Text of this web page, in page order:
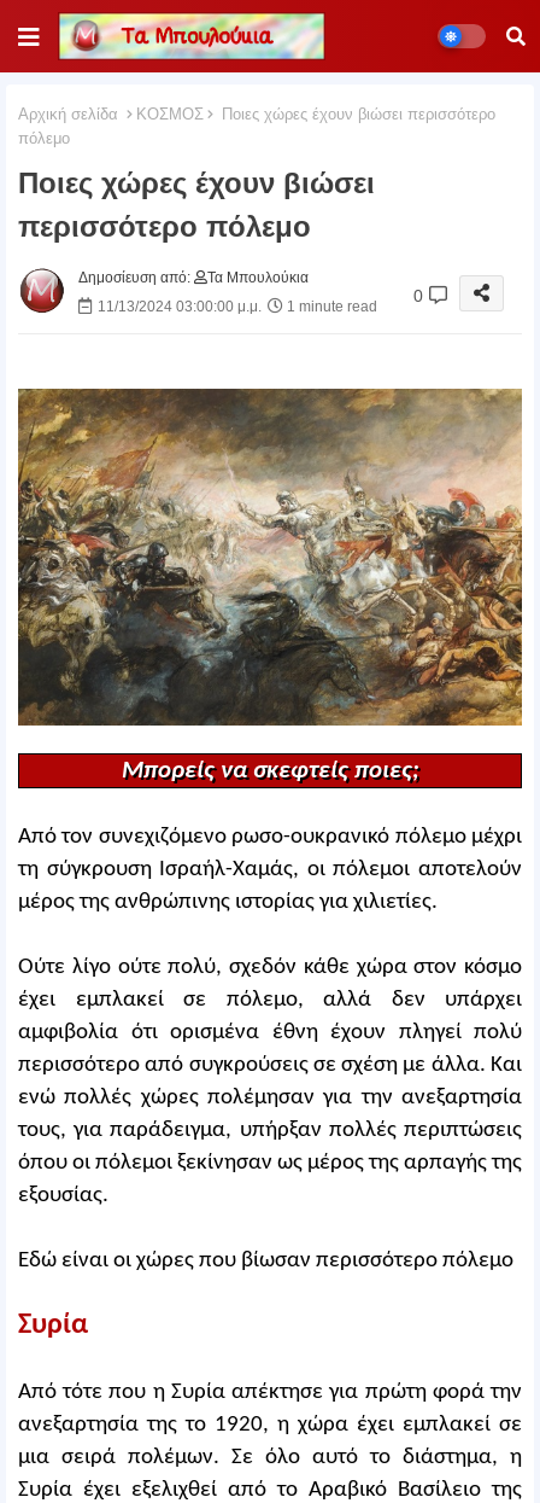
Αρχική σελίδα ΚΟΣΜΟΣ
Ποιες χώρες έχουν βιώσει περισσότερο
πόλεμο
Ποιες χώρες έχουν βιώσει
περισσότερο πόλεμο
Δημοσίευση από:
Τα Μπουλούκια
11/13/2024 03:00:00 μ.μ.
1 minute read
0
Μπορείς να σκεφτείς ποιες;
Από τον συνεχιζόμενο ρωσο-ουκρανικό πόλεμο μέχρι
τη σύγκρουση Ισραήλ-Χαμάς, οι πόλεμοι αποτελούν
μέρος της ανθρώπινης ιστορίας για χιλιετίες.
Ούτε λίγο ούτε πολύ, σχεδόν κάθε χώρα στον κόσμο
έχει εμπλακεί σε πόλεμο, αλλά δεν υπάρχει
αμφιβολία ότι ορισμένα έθνη έχουν πληγεί πολύ
περισσότερο από συγκρούσεις σε σχέση με άλλα. Και
ενώ πολλές χώρες πολέμησαν για την ανεξαρτησία
τους, για παράδειγμα, υπήρξαν πολλές περιπτώσεις
όπου οι πόλεμοι ξεκίνησαν ως μέρος της αρπαγής της
εξουσίας.
Εδώ είναι οι χώρες που βίωσαν περισσότερο πόλεμο
Συρία
Από τότε που η Συρία απέκτησε για πρώτη φορά την
ανεξαρτησία της το 1920, η χώρα έχει εμπλακεί σε
μια σειρά πολέμων. Σε όλο αυτό το διάστημα, η
Συρία έχει εξελιχθεί από το Αραβικό Βασίλειο της